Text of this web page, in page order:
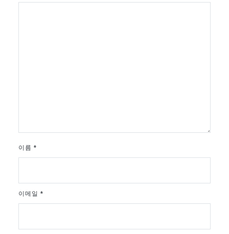
이름 *
이메일 *